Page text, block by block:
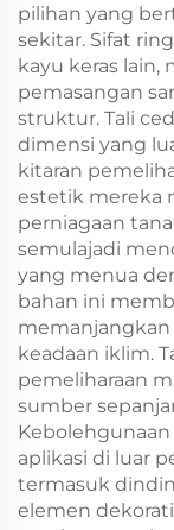
pilihan yang
sekitar. Sifat
kayu keras
pemasangan
struktur. Tali
dimensi yang
kitaran
estetik mereka
perniagaan
semulajadi
yang menua
bahan ini
keadaan iklim.
pemeliharaan
sumber
aplikasi di luar
termasuk
elemen